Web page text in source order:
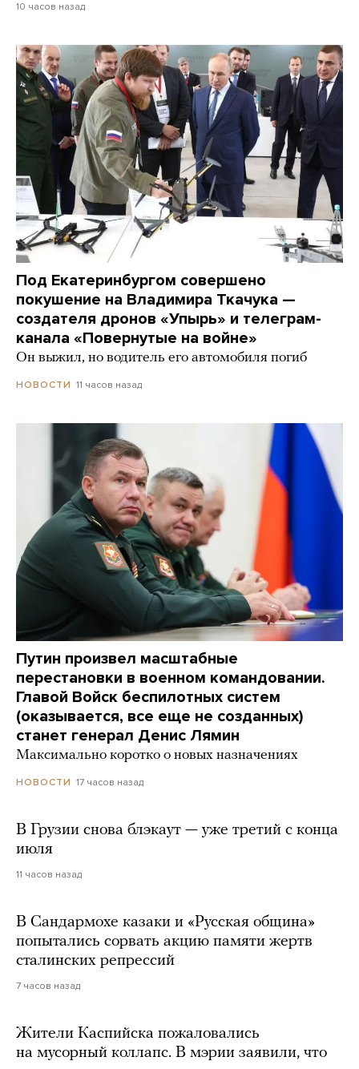
10 часов назад
Под Екатеринбургом совершено
покушение на Владимира Ткачука —
создателя дронов «Упырь» и телеграм-
канала «Повернутые на войне»
Он выжил, но водитель его автомобиля погиб
НОВОСТИ 11 часов назад
Путин произвел масштабные
перестановки в военном командовании.
Главой Войск беспилотных систем
(оказывается, все еще не созданных)
станет генерал Денис Лямин
Максимально коротко о новых назначениях
НОВОСТИ 17 часов назад
В Грузии снова блэкаут — уже третий с конца
июля
11 часов назад
В Сандармохе казаки и «Русская община»
попытались сорвать акцию памяти жертв
сталинских репрессий
7 часов назад
Жители Каспийска пожаловались
на мусорный коллапс. В мэрии заявили, что